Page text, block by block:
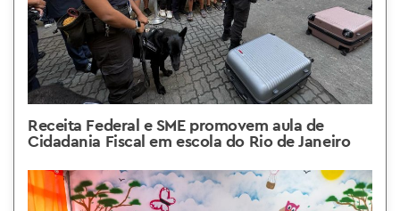
Receita Federal e SME promovem aula de
Cidadania Fiscal em escola do Rio de Janeiro